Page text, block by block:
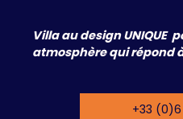
Villa au design UNIQUE
atmosphère qui répond
+33